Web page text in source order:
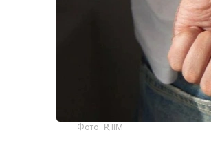
Фото: ҚР ІІМ